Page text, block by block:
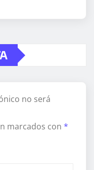
no será
marcados con *